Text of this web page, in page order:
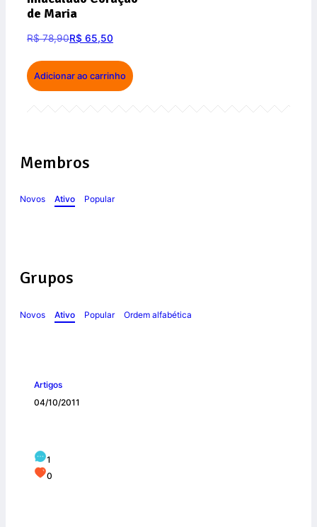
de Maria
R$78,90R$ 65,50
Adicionar ao carrinho
Membros
Novos Ativo Popular
Grupos
Novos Ativo Popular Ordem alfabética
Artigos
04/10/2011
1
0